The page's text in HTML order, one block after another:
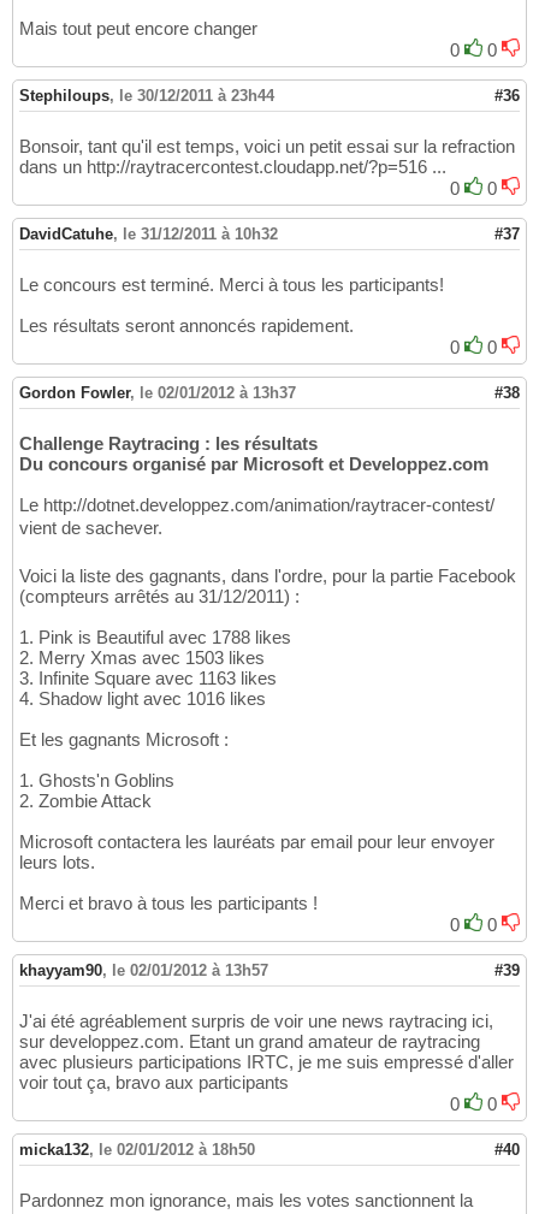
Mais tout peut encore changer
0
0
Stephiloups, le 30/12/2011 à 23h44 #36
Bonsoir, tant qu'il est temps, voici un petit essai sur la refraction
dans un http://raytracercontest.cloudapp.net/?p=516 ...
0
0
DavidCatuhe, le 31/12/2011 à 10h32 #37
Le concours est terminé. Merci à tous les participants!
Les résultats seront annoncés rapidement.
0
0
Gordon Fowler, le 02/01/2012 à 13h37 #38
Challenge Raytracing : les résultats
Du concours organisé par Microsoft et Developpez.com
Le http://dotnet.developpez.com/animation/raytracer-contest/
vient de sachever.
Voici la liste des gagnants, dans l'ordre, pour la partie Facebook
(compteurs arrêtés au 31/12/2011) :
1. Pink is Beautiful avec 1788 likes
2. Merry Xmas avec 1503 likes
3. Infinite Square avec 1163 likes
4. Shadow light avec 1016 likes
Et les gagnants Microsoft :
1. Ghosts'n Goblins
2. Zombie Attack
Microsoft contactera les lauréats par email pour leur envoyer
leurs lots.
Merci et bravo à tous les participants !
0
0
khayyam90, le 02/01/2012 à 13h57 #39
J'ai été agréablement surpris de voir une news raytracing ici,
sur developpez.com. Etant un grand amateur de raytracing
avec plusieurs participations IRTC, je me suis empressé d'aller
voir tout ça, bravo aux participants
0
0
micka132, le 02/01/2012 à 18h50 #40
Pardonnez mon ignorance, mais les votes sanctionnent la